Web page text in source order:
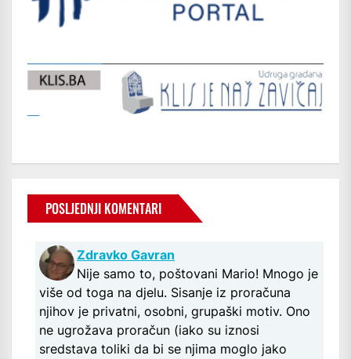
POSLJEDNJI KOMENTARI
Zdravko Gavran
Nije samo to, poštovani Mario! Mnogo je
više od toga na djelu. Sisanje iz proračuna
njihov je privatni, osobni, grupaški motiv. Ono
ne ugrožava proračun (iako su iznosi
sredstava toliki da bi se njima moglo jako